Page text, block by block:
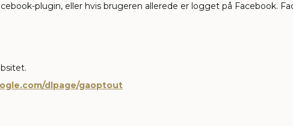
plugin, eller hvis brugeren allerede er logget på Facebook.
dlpage/gaoptout